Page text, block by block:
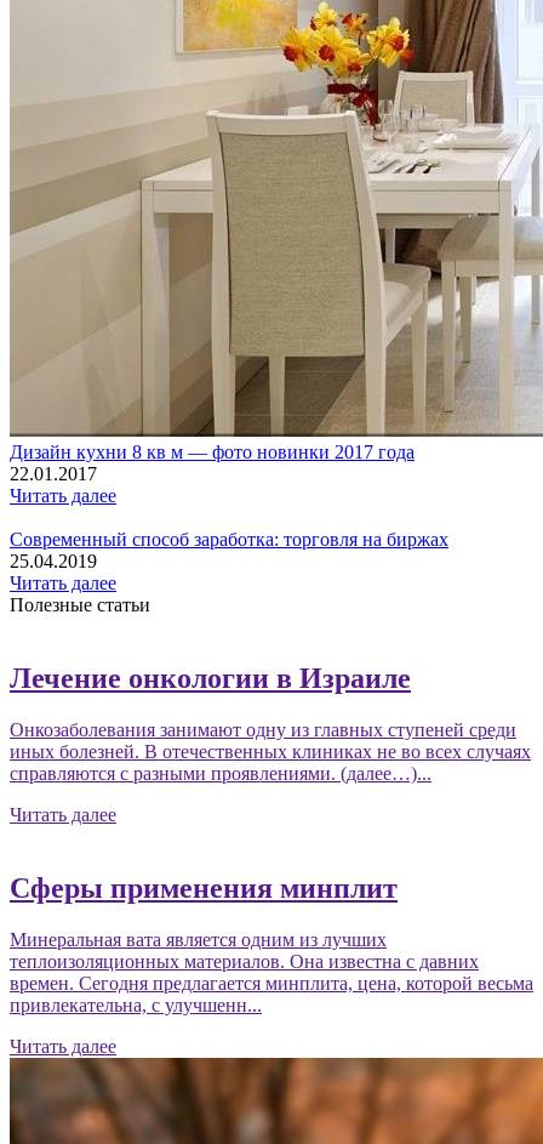
Дизайн кухни 8 кв м — фото новинки 2017 года
22.01.2017
Читать далее
Современный способ заработка: торговля на биржах
25.04.2019
Читать далее
Полезные статьи
Лечение онкологии в Израиле
Онкозаболевания занимают одну из главных ступеней среди
иных болезней. В отечественных клиниках не во всех случаях
справляются с разными проявлениями. (далее…)...
Читать далее
Сферы применения минплит
Минеральная вата является одним из лучших
теплоизоляционных материалов. Она известна с давних
времен. Сегодня предлагается минплита, цена, которой весьма
привлекательна, с улучшенн...
Читать далее